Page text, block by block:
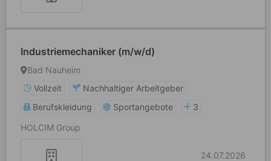
Industriemechaniker (m/w/d)
Bad Nauheim
Vollzeit
Nachhaltiger Arbeitgeber
Berufskleidung
Sportangebote
3
HOLCIM Group
24.07.2026